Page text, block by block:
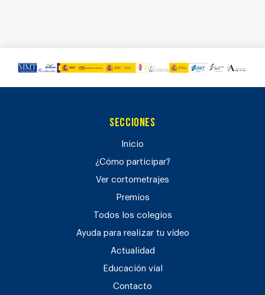
Secciones
Inicio
¿Cómo participar?
Ver cortometrajes
Premios
Todos los colegios
Ayuda para realizar tu vídeo
Actualidad
Educación vial
Contacto